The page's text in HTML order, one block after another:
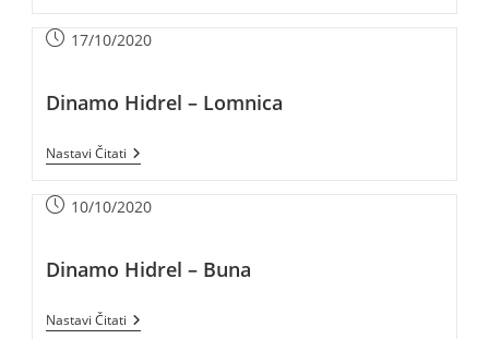
17/10/2020
Dinamo Hidrel – Lomnica
Nastavi Čitati
10/10/2020
Dinamo Hidrel – Buna
Nastavi Čitati